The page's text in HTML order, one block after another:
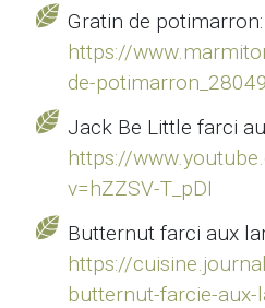
Gratin de potimarron:
https://
de-
Jack Be Little farci
https://
v=hZZSV-T_pDI
Butternut farci aux
https://
butternut-farcie-aux-